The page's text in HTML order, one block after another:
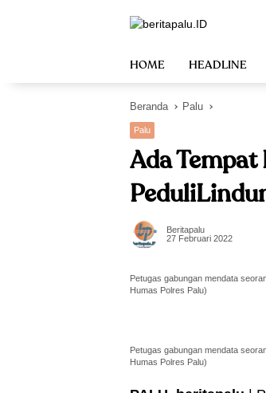
HOME HEADLINE
Beranda Palu
Palu
Ada
Beritapalu
27 Februari 2022
Petugas gabungan mendata
Humas Polres Palu)
Petugas gabungan mendata
Humas Polres Palu)